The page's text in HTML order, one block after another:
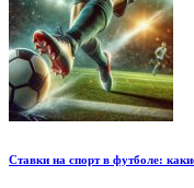
Ставки на спорт в футболе: